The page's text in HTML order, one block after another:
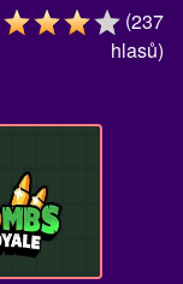
(237
hlasů)